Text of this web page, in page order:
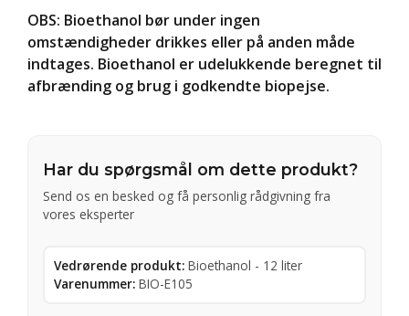
OBS: Bioethanol bør under ingen
omstændigheder drikkes eller på anden måde
indtages. Bioethanol er udelukkende beregnet til
afbrænding og brug i godkendte biopejse.
Har du spørgsmål om dette produkt?
Send os en besked og få personlig rådgivning fra
vores eksperter
Vedrørende produkt: Bioethanol - 12 liter
Varenummer: BIO-E105